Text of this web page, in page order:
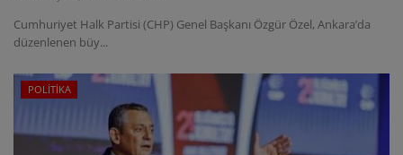
Cumhuriyet Halk Partisi (CHP) Genel Başkanı Özgür Özel, Ankara’da
düzenlenen büy...
POLİTİKA